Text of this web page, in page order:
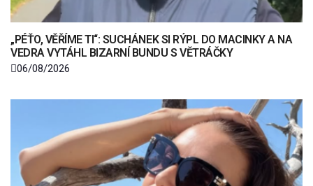
„PÉŤO, VĚŘÍME TI“: SUCHÁNEK SI RÝPL DO MACINKY A NA
VEDRA VYTÁHL BIZARNÍ BUNDU S VĚTRÁČKY
06/08/2026